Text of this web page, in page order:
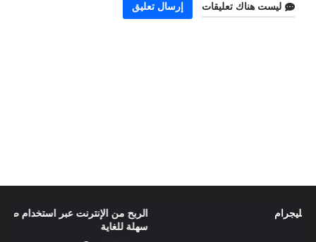
ليست هناك تعليقات إرسال تعليق
الربح من الإنترنت عبر استخدام طريقة جديدة و